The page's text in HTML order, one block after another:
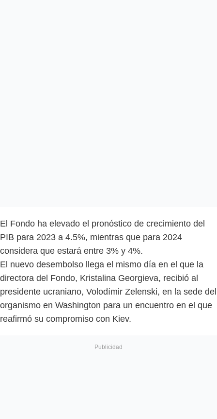
El Fondo ha elevado el pronóstico de crecimiento del
PIB para 2023 a 4.5%, mientras que para 2024
considera que estará entre 3% y 4%.
El nuevo desembolso llega el mismo día en el que la
directora del Fondo, Kristalina Georgieva, recibió al
presidente ucraniano, Volodímir Zelenski, en la sede del
organismo en Washington para un encuentro en el que
reafirmó su compromiso con Kiev.